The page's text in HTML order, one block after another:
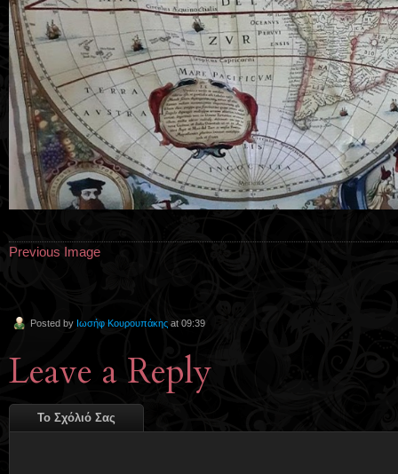
Previous Image
Posted by Ιωσήφ Κουρουπάκης at 09:39
Leave a Reply
Το Σχόλιό Σας